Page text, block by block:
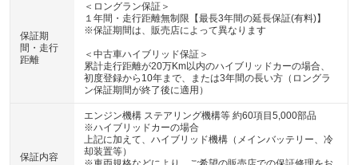
保証期
間・走行
距離
＜ロングラン保証＞
１年間・走行距離無制限【最長3年間の延長保証(有料)】
※保証期間は、販売店によって異なります
＜中古車ハイブリッド保証＞
累計走行距離が20万Km以内のハイブリッドカーの場合、
初度登録から10年まで、または3年間の長い方（ロングラ
ン保証期間が終了後に適用）
保証内容
エンジン機構 ステアリング機構等 約60項目5,000部品
※ハイブリッドカーの場合
上記に加えて、ハイブリッド機構（メインバッテリー、冷
却装置等）